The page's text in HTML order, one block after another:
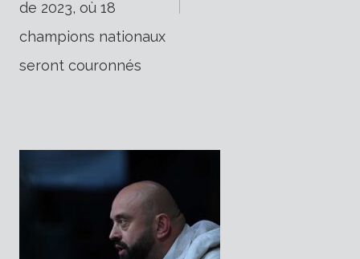
de 2023, où 18
champions nationaux
seront couronnés